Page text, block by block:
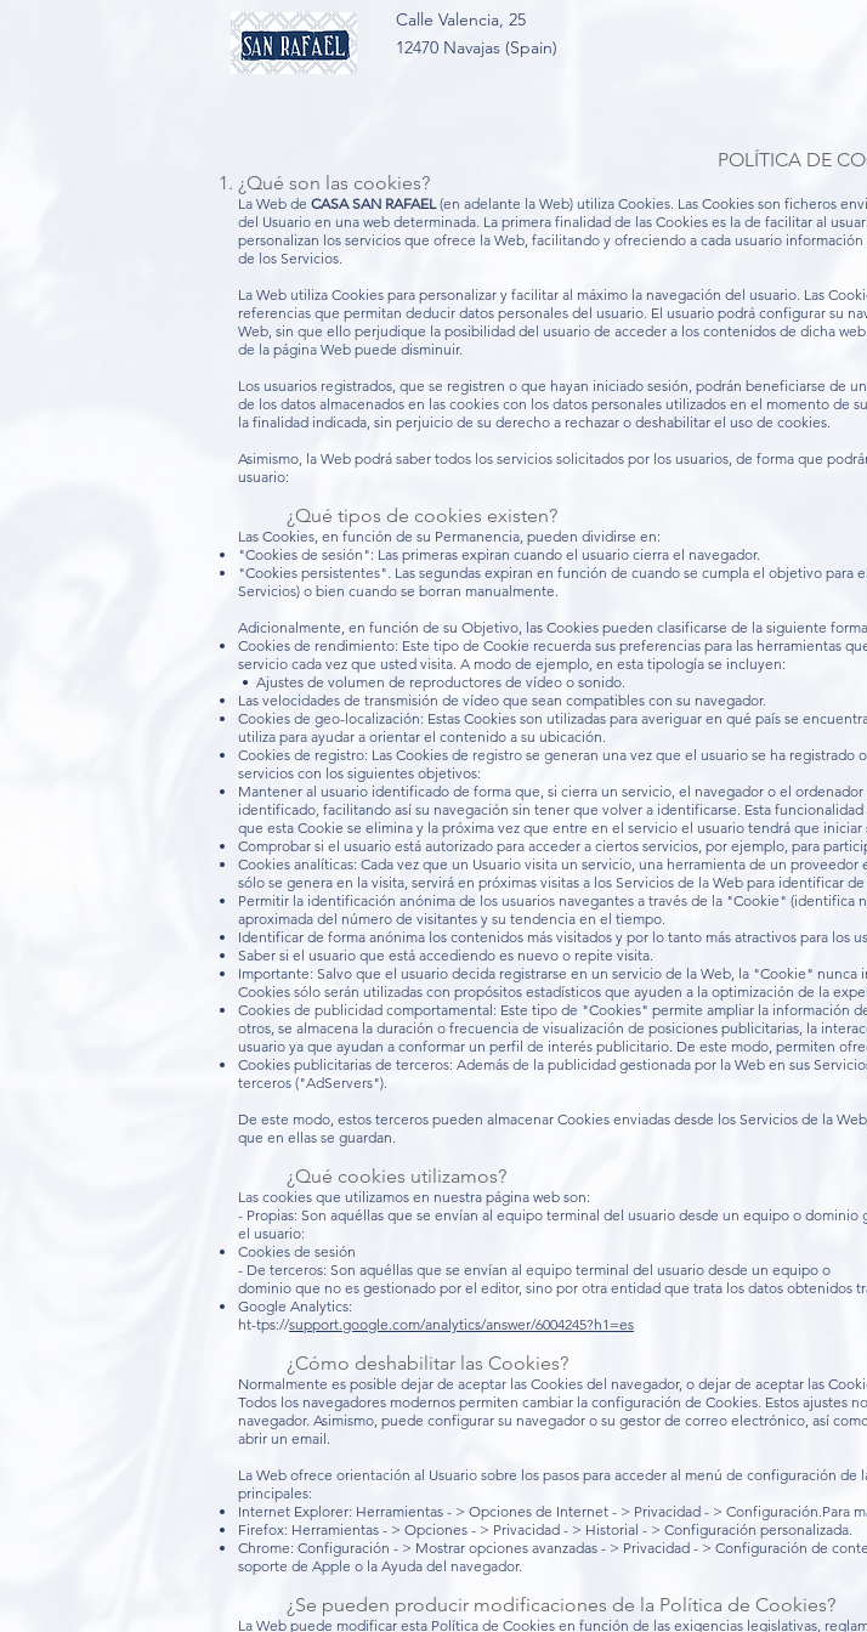
Calle Valencia, 25
12470 Navajas (Spain)
POLÍTICA DE
¿Qué son las cookies?
La Web de CASA SAN RAFAEL(en adelante la Web) utiliza Cookies. Las Cookies son ficheros
del Usuario en una web determinada. La primera finalidad de las Cookies es la de facilitar al
personalizan los servicios que ofrece la Web, facilitando y ofreciendo a cada usuario
de los Servicios.
La Web utiliza Cookies para personalizar y facilitar al máximo la navegación del usuario. Las
referencias que permitan deducir datos personales del usuario. El usuario podrá configurar su
Web, sin que ello perjudique la posibilidad del usuario de acceder a los contenidos de dicha
de la página Web puede disminuir.
Los usuarios registrados, que se registren o que hayan iniciado sesión, podrán beneficiarse de
de los datos almacenados en las cookies con los datos personales utilizados en el momento de
la finalidad indicada, sin perjuicio de su derecho a rechazar o deshabilitar el uso de cookies.
Asimismo, la Web podrá saber todos los servicios solicitados por los usuarios, de forma que
usuario:
¿Qué tipos de cookies existen?
Las Cookies, en función de su Permanencia, pueden dividirse en:
"Cookies de sesión": Las primeras expiran cuando el usuario cierra el navegador.
"Cookies persistentes". Las segundas expiran en función de cuando se cumpla el objetivo
Servicios) o bien cuando se borran manualmente.
Adicionalmente, en función de su Objetivo, las Cookies pueden clasificarse de la siguiente
Cookies de rendimiento: Este tipo de Cookie recuerda sus preferencias para las herramientas
servicio cada vez que usted visita. A modo de ejemplo, en esta tipología se incluyen:
• Ajustes de volumen de reproductores de vídeo o sonido.
Las velocidades de transmisión de vídeo que sean compatibles con su navegador.
Cookies de geo-localización: Estas Cookies son utilizadas para averiguar en qué país se
utiliza para ayudar a orientar el contenido a su ubicación.
Cookies de registro: Las Cookies de registro se generan una vez que el usuario se ha
servicios con los siguientes objetivos:
Mantener al usuario identificado de forma que, si cierra un servicio, el navegador o el
identificado, facilitando así su navegación sin tener que volver a identificarse. Esta
que esta Cookie se elimina y la próxima vez que entre en el servicio el usuario tendrá que
Comprobar si el usuario está autorizado para acceder a ciertos servicios, por ejemplo, para
Cookies analíticas: Cada vez que un Usuario visita un servicio, una herramienta de un
sólo se genera en la visita, servirá en próximas visitas a los Servicios de la Web para identificar
Permitir la identificación anónima de los usuarios navegantes a través de la "Cookie" (identifica
aproximada del número de visitantes y su tendencia en el tiempo.
Identificar de forma anónima los contenidos más visitados y por lo tanto más atractivos para los
Saber si el usuario que está accediendo es nuevo o repite visita.
Importante: Salvo que el usuario decida registrarse en un servicio de la Web, la "Cookie"
Cookies sólo serán utilizadas con propósitos estadísticos que ayuden a la optimización de la
Cookies de publicidad comportamental: Este tipo de "Cookies" permite ampliar la información
otros, se almacena la duración o frecuencia de visualización de posiciones publicitarias, la
usuario ya que ayudan a conformar un perfil de interés publicitario. De este modo, permiten
Cookies publicitarias de terceros: Además de la publicidad gestionada por la Web en sus
terceros ("AdServers").
De este modo, estos terceros pueden almacenar Cookies enviadas desde los Servicios de la
que en ellas se guardan.
¿Qué cookies utilizamos?
Las cookies que utilizamos en nuestra página web son:
- Propias: Son aquéllas que se envían al equipo terminal del usuario desde un equipo o
el usuario:
Cookies de sesión
- De terceros: Son aquéllas que se envían al equipo terminal del usuario desde un equipo o
dominio que no es gestionado por el editor, sino por otra entidad que trata los datos obtenidos
Google Analytics:
ht-tps://support.google.com/analytics/answer/6004245?h1=es
¿Cómo deshabilitar las Cookies?
Normalmente es posible dejar de aceptar las Cookies del navegador, o dejar de aceptar las
Todos los navegadores modernos permiten cambiar la configuración de Cookies. Estos ajustes
navegador. Asimismo, puede configurar su navegador o su gestor de correo electrónico, así
abrir un email.
La Web ofrece orientación al Usuario sobre los pasos para acceder al menú de configuración
principales:
Internet Explorer: Herramientas - > Opciones de Internet - > Privacidad - > Configuración.Para
Firefox: Herramientas - > Opciones - > Privacidad - > Historial - > Configuración personalizada.
Chrome: Configuración - > Mostrar opciones avanzadas - > Privacidad - > Configuración de
soporte de Apple o la Ayuda del navegador.
¿Se pueden producir modificaciones de la Política de Cookies?
La Web puede modificar esta Política de Cookies en función de las exigencias legislativas,